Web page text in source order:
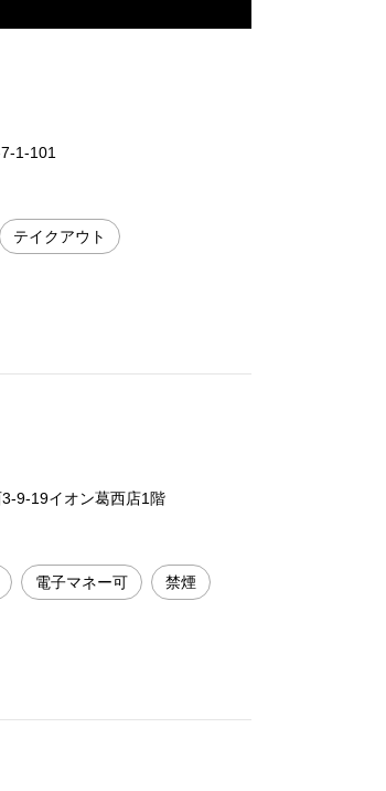
1-101
テイクアウト
9-19イオン葛西店1階
電子マネー可 禁煙